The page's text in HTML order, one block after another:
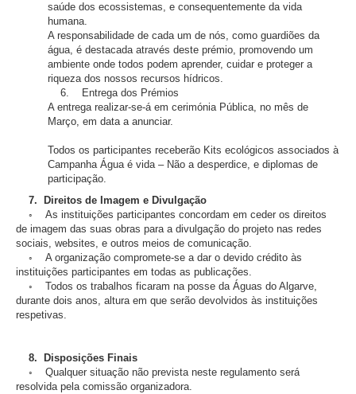
saúde dos ecossistemas, e consequentemente da vida
humana.
A responsabilidade de cada um de nós, como guardiões da
água, é destacada através deste prémio, promovendo um
ambiente onde todos podem aprender, cuidar e proteger a
riqueza dos nossos recursos hídricos.
6. Entrega dos Prémios
A entrega realizar-se-á em cerimónia Pública, no mês de
Março, em data a anunciar.
Todos os participantes receberão Kits ecológicos associados à
Campanha Água é vida – Não a desperdice, e diplomas de
participação.
7. Direitos de Imagem e Divulgação
◦ As instituições participantes concordam em ceder os direitos
de imagem das suas obras para a divulgação do projeto nas redes
sociais, websites, e outros meios de comunicação.
◦ A organização compromete-se a dar o devido crédito às
instituições participantes em todas as publicações.
◦ Todos os trabalhos ficaram na posse da Águas do Algarve,
durante dois anos, altura em que serão devolvidos às instituições
respetivas.
8. Disposições Finais
◦ Qualquer situação não prevista neste regulamento será
resolvida pela comissão organizadora.